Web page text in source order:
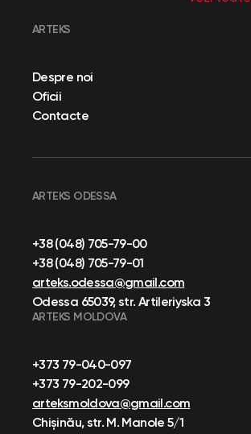
ARTEKS
Despre noi
Oficii
Contacte
ARTEKS ODESSA
+38 (048) 705-79-00
+38 (048) 705-79-01
arteks.odessa@gmail.com
Odessa 65039, str. Artileriyska 3
ARTEKS MOLDOVA
+373 79-040-097
+373 79-202-099
arteksmoldova@gmail.com
Chișinău, str. M. Manole 5/1